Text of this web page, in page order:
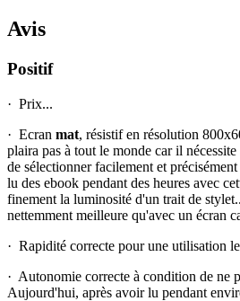
Avis
Positif
· Prix...
· Ecran mat, résistif en résolution
plaira pas à tout le monde car il
de sélectionner facilement et
lu des ebook pendant des heures avec
finement la luminosité d'un trait de
nettemment meilleure qu'avec un écran
· Rapidité correcte pour une utilisation
· Autonomie correcte à condition de ne
Aujourd'hui, après avoir lu pendant